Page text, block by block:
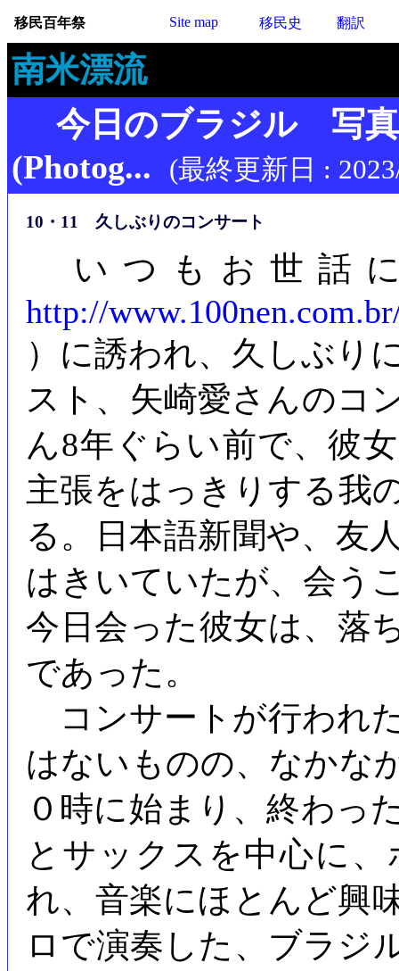
移民百年祭 Site map 移民史 翻訳
南米漂流
今日のブラジル 写
(Photog...
(最終更新日 :
10・11 久しぶりのコンサート
いつもお世話
http://
）に誘われ、久しぶり
スト、矢崎愛さんのコ
ん8年ぐらい前で、彼
主張をはっきりする我
る。日本語新聞や、友
はきいていたが、会う
今日会った彼女は、落
であった。
コンサートが行われ
はないものの、なかな
０時に始まり、終わっ
とサックスを中心に
れ、音楽にほとんど興
ロで演奏した、ブラジ